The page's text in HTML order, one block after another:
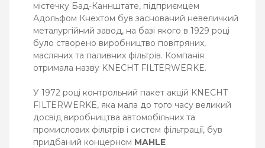
містечку Бад-Каннштате, підприємцем
Адольфом Кнехтом був заснований невеличкий
металургійний завод, на базі якого в 1929 році
було створено виробництво повітряних,
масляних та паливних фільтрів. Компанія
отримала назву KNECHT FILTERWERKE.
У 1972 році контрольний пакет акцій KNECHT
FILTERWERKE, яка мала до того часу великий
досвід виробництва автомобільних та
промислових фільтрів і систем фільтрації, був
придбаний концерном MAHLE